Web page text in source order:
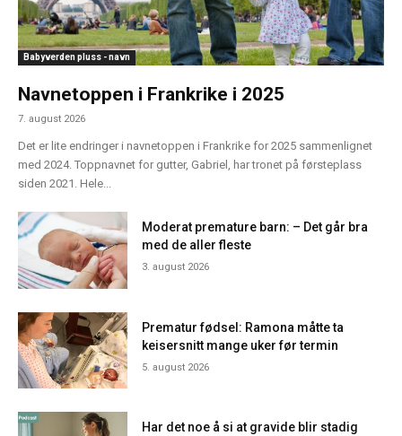
Babyverden pluss - navn
Navnetoppen i Frankrike i 2025
7. august 2026
Det er lite endringer i navnetoppen i Frankrike for 2025 sammenlignet
med 2024. Toppnavnet for gutter, Gabriel, har tronet på førsteplass
siden 2021. Hele...
Moderat premature barn: – Det går bra
med de aller fleste
3. august 2026
Prematur fødsel: Ramona måtte ta
keisersnitt mange uker før termin
5. august 2026
Har det noe å si at gravide blir stadig